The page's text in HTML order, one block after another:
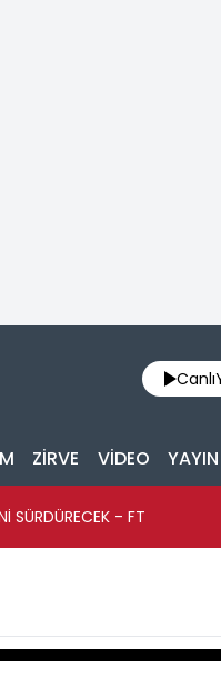
Canlı
ZİRVE VİDEO
SÜRDÜRECEK - FT